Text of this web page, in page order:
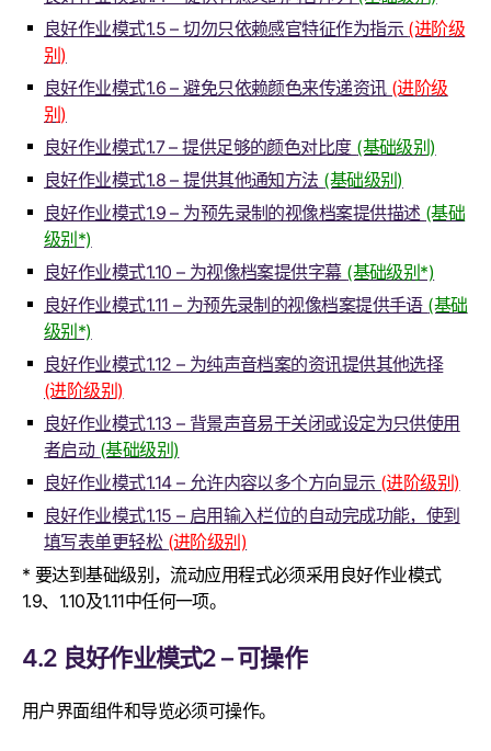
良好作业模式1.5 – 切勿只依赖感官特征作为指示 (进阶级
别)
良好作业模式1.6 – 避免只依赖颜色来传递资讯 (进阶级
别)
良好作业模式1.7 – 提供足够的颜色对比度 (基础级别)
良好作业模式1.8 – 提供其他通知方法 (基础级别)
良好作业模式1.9 – 为预先录制的视像档案提供描述 (基础
级别*)
良好作业模式1.10 – 为视像档案提供字幕 (基础级别*)
良好作业模式1.11 – 为预先录制的视像档案提供手语 (基础
级别*)
良好作业模式1.12 – 为纯声音档案的资讯提供其他选择
(进阶级别)
良好作业模式1.13 – 背景声音易于关闭或设定为只供使用
者启动 (基础级别)
良好作业模式1.14 – 允许内容以多个方向显示 (进阶级别)
良好作业模式1.15 – 启用输入栏位的自动完成功能，使到
填写表单更轻松 (进阶级别)
* 要达到基础级别，流动应用程式必须采用良好作业模式
1.9、1.10及1.11中任何一项。
4.2 良好作业模式2 – 可操作
用户界面组件和导览必须可操作。